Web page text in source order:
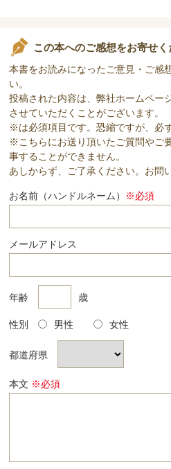
この本へのご感想をお寄せ
本書をお読みになったご意見・ご感
い。
投稿された内容は、弊社ホームペー
させていただくことがございます。
※は必須項目です。恐縮ですが、必
※こちらにお送り頂いたご質問やご
事することができません。
あしからず、ご了承ください。お問
お名前（ハンドルネーム） ※必須
メールアドレス
年齢 歳
性別 男性 女性
都道府県
本文 ※必須